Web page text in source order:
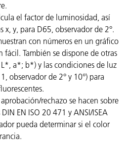
el factor de luminosidad, así
x, y, para D65, observador de 2°.
con números en un gráfico
fácil. También se dispone de otras
a*; b*) y las condiciones de luz
observador de 2° y 10°) para
rechazo se hacen sobre
EN ISO 20 471 y ANSI/ISEA
pueda determinar si el color